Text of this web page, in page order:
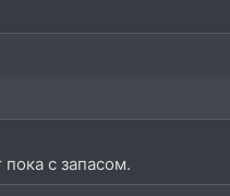
с запасом.